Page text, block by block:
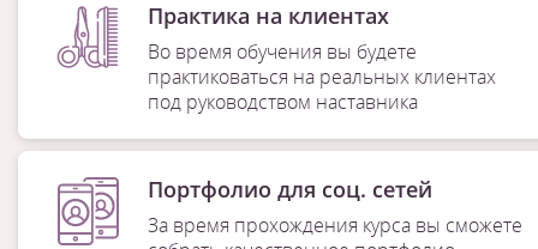
Практика на клиентах
Во время обучения вы будете
практиковаться на реальных клиентах
под руководством наставника
Портфолио для соц. сетей
За время прохождения курса вы сможете